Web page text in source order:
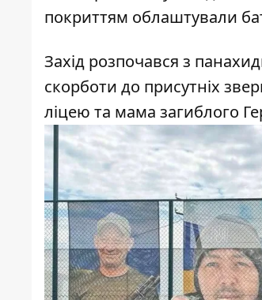
покриттям облаштували
Захід розпочався з
скорботи до присутніх
ліцею та мама загиблого